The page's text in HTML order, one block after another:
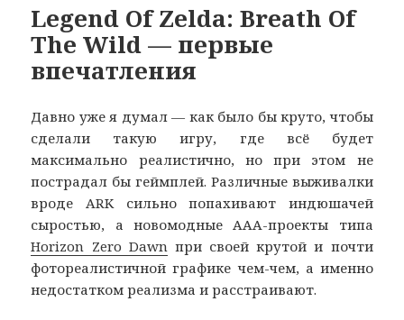
Legend Of Zelda: Breath Of
The Wild — первые
впечатления
Давно уже я думал — как было бы круто, чтобы
сделали такую игру, где всё будет
максимально реалистично, но при этом не
пострадал бы геймплей. Различные выживалки
вроде ARK сильно попахивают индюшачей
сыростью, а новомодные ААА-проекты типа
Horizon Zero Dawn при своей крутой и почти
фотореалистичной графике чем-чем, а именно
недостатком реализма и расстраивают.